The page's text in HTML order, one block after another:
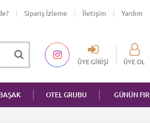
Sipariş İzleme İletişim Yardım
ÜYE GIRIŞI ÜYE OL
OTEL GRUBU GÜNÜN